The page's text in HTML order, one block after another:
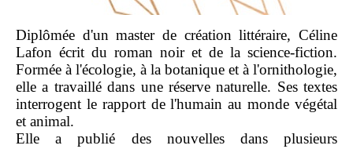
Diplômée d'un master de création littéraire, Céline
Lafon écrit du roman noir et de la science-fiction.
Formée à l'écologie, à la botanique et à l'ornithologie,
elle a travaillé dans une réserve naturelle. Ses textes
interrogent le rapport de l'humain au monde végétal
et animal.
Elle a publié des nouvelles dans plusieurs